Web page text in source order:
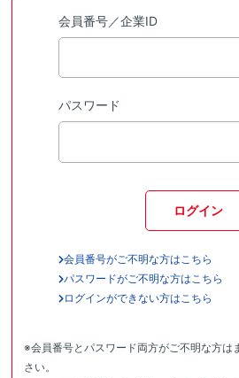
会員番号／企業ID
パスワード
ログイン
会員番号がご不明な方はこちら
パスワードがご不明な方はこちら
ログインができない方はこちら
※会員番号とパスワード両方がご不明な方は
さい。